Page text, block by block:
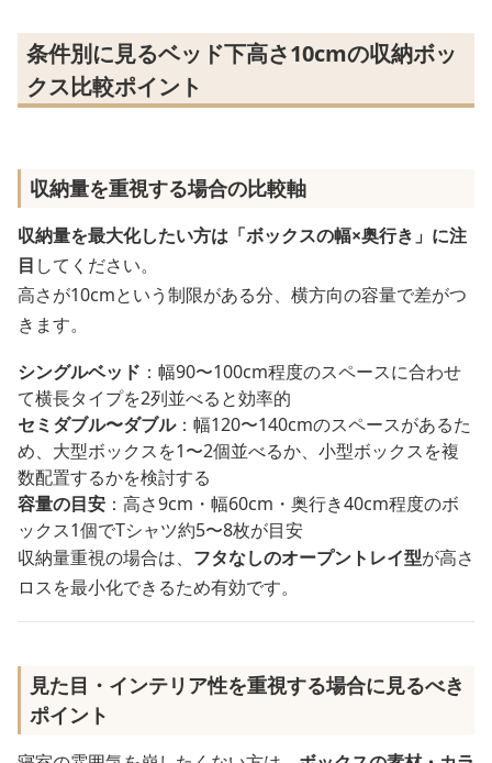
条件別に見るベッド下高さ10cmの収納ボッ
クス比較ポイント
収納量を重視する場合の比較軸
収納量を最大化したい方は「ボックスの幅×奥行き」に注
目 してください。
高さが10cmという制限がある分、横方向の容量で差がつ
きます。
シングルベッド ：幅90〜100cm程度のスペースに合わせ
て横長タイプを2列並べると効率的
セミダブル〜ダブル：幅120〜140cmのスペースがあるた
め、大型ボックスを1〜2個並べるか、小型ボックスを複
数配置するかを検討する
容量の目安 ：高さ9cm・幅60cm・奥行き40cm程度のボ
ックス1個でTシャツ約5〜8枚が目安
収納量重視の場合は、 フタなしのオープントレイ型が高さ
ロスを最小化できるため有効です。
見た目・インテリア性を重視する場合に見るべき
ポイント